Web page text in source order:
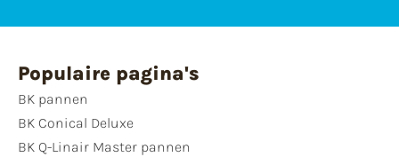
Populaire pagina's
BK pannen
BK Conical Deluxe
BK Q-Linair Master pannen